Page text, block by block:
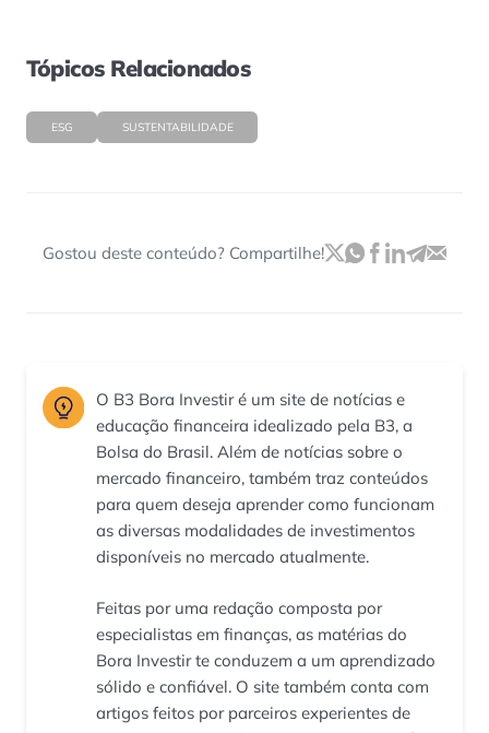
Tópicos Relacionados
ESG SUSTENTABILIDADE
Gostou deste conteúdo? Compartilhe!
O B3 Bora Investir é um site de notícias e
educação financeira idealizado pela B3, a
Bolsa do Brasil. Além de notícias sobre o
mercado financeiro, também traz conteúdos
para quem deseja aprender como funcionam
as diversas modalidades de investimentos
disponíveis no mercado atualmente.
Feitas por uma redação composta por
especialistas em finanças, as matérias do
Bora Investir te conduzem a um aprendizado
sólido e confiável. O site também conta com
artigos feitos por parceiros experientes de